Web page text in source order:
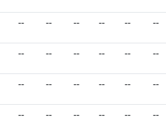
-- -- -- -- -- --
-- -- -- -- -- --
-- -- -- -- -- --
-- -- -- -- -- --